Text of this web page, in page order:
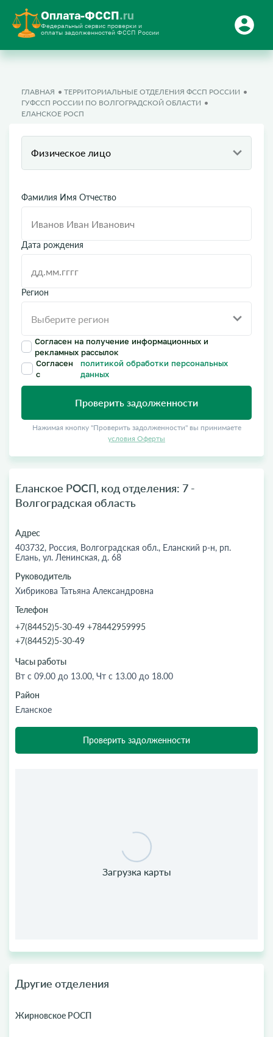
Оплата-ФССП.ru
Федеральный сервис проверки и
оплаты задолженностей ФССП России
ГЛАВНАЯ
ТЕРРИТОРИАЛЬНЫЕ ОТДЕЛЕНИЯ ФССП РОССИИ
ГУФССП РОССИИ ПО ВОЛГОГРАДСКОЙ ОБЛАСТИ
ЕЛАНСКОЕ РОСП
Физическое лицо
Фамилия Имя Отчество
Дата рождения
Регион
Согласен на получение информационных и
рекламных рассылок
Согласен
с
политикой обработки персональных
данных
Проверить задолженности
Нажимая кнопку "Проверить задолженности" вы принимаете
условия Оферты
Еланское РОСП, код отделения: 7 -
Волгоградская область
Адрес
403732, Россия, Волгоградская обл., Еланский р-н, рп.
Елань, ул. Ленинская, д. 68
Руководитель
Хибрикова Татьяна Александровна
Телефон
+7(84452)5-30-49 +78442959995
+7(84452)5-30-49
Часы работы
Вт с 09.00 до 13.00, Чт с 13.00 до 18.00
Район
Еланское
Проверить задолженности
Другие отделения
Жирновское РОСП